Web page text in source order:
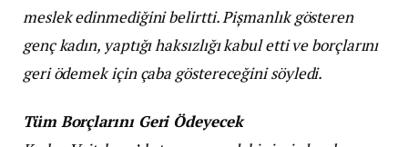
meslek edinmediğini belirtti. Pișmanlık gösteren
genç kadın, yaptığı haksızlığı kabul etti ve borçlarını
geri ödemek için çaba göstereceğini söyledi.
Tüm Borçlarını Geri Ödeyecek